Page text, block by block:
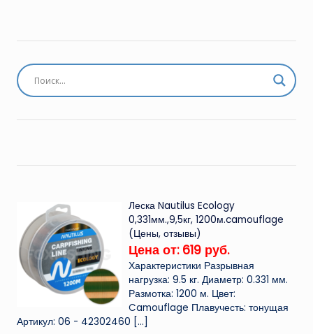
Леска Nautilus Ecology
0,331мм.,9,5кг, 1200м.camouflage
(Цены, отзывы)
Цена от: 619 руб.
Характеристики Разрывная
нагрузка: 9.5 кг. Диаметр: 0.331 мм.
Размотка: 1200 м. Цвет:
Camouflage Плавучесть: тонущая
Артикул: 06 - 42302460 […]